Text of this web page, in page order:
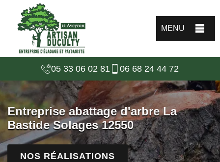
MENU
05 33 06 02 81 06 68 24 44 72
Entreprise abattage d'arbre La
Bastide Solages 12550
NOS RÉALISATIONS